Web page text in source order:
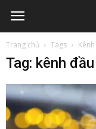
Trang chủ Tags
Tag: kênh